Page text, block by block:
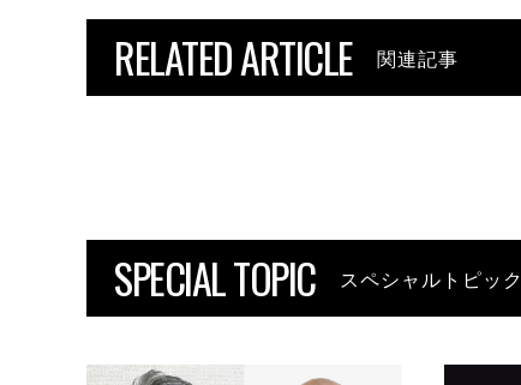
RELATED ARTICLE 関連記事
SPECIAL TOPIC スペシャルトピック